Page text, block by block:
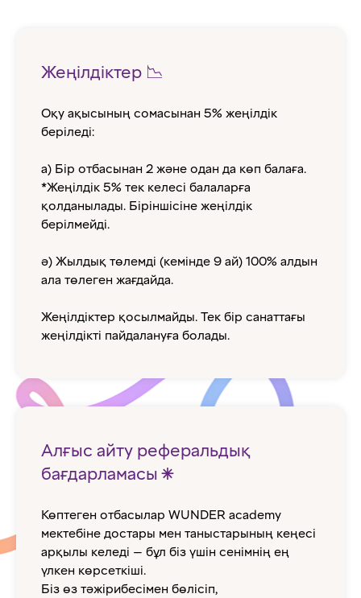
Жеңілдіктер 📉
Оқу ақысының сомасынан 5% жеңілдік
беріледі:
а) Бір отбасынан 2 және одан да көп балаға.
*Жеңілдік 5% тек келесі балаларға
қолданылады. Біріншісіне жеңілдік
берілмейді.
ә) Жылдық төлемді (кемінде 9 ай) 100% алдын
ала төлеген жағдайда.
Жеңілдіктер қосылмайды. Тек бір санаттағы
жеңілдікті пайдалануға болады.
Алғыс айту реферальдық
бағдарламасы ✴️
Көптеген отбасылар WUNDER academy
мектебіне достары мен таныстарының кеңесі
арқылы келеді — бұл біз үшін сенімнің ең
үлкен көрсеткіші.
Біз өз тәжірибесімен бөлісіп,